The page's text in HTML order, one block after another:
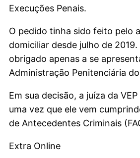
Execuções Penais.
O pedido tinha sido feito pelo
domiciliar desde julho de
obrigado apenas a se
Administração Penitenciária
Em sua decisão, a juíza da
uma vez que ele vem
de Antecedentes Criminais
Extra Online